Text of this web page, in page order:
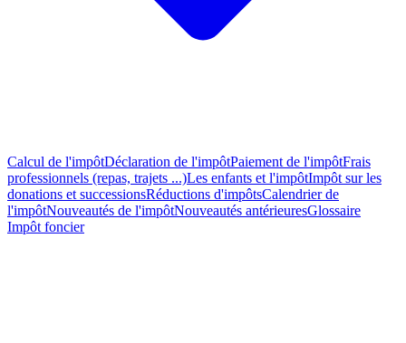
Calcul de l'impôtDéclaration de l'impôtPaiement de l'impôtFrais
professionnels (repas, trajets ...)Les enfants et l'impôtImpôt sur les
donations et successionsRéductions d'impôtsCalendrier de
l'impôtNouveautés de l'impôtNouveautés antérieuresGlossaire
Impôt foncier